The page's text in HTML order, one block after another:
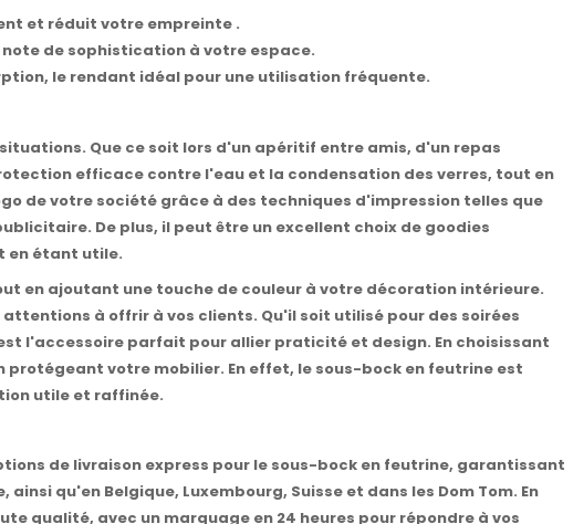
et réduit votre empreinte .
de sophistication à votre espace.
le rendant idéal pour une utilisation fréquente.
Que ce soit lors d'un apéritif entre amis, d'un repas
efficace contre l'eau et la condensation des verres, tout en
de votre société grâce à des techniques d'impression telles que
De plus, il peut être un excellent choix de goodies
en étant utile.
en ajoutant une touche de couleur à votre décoration intérieure.
à offrir à vos clients. Qu'il soit utilisé pour des soirées
l'accessoire parfait pour allier praticité et design. En choisissant
votre mobilier. En effet, le sous-bock en feutrine est
utile et raffinée.
de livraison express pour le sous-bock en feutrine, garantissant
qu'en Belgique, Luxembourg, Suisse et dans les Dom Tom. En
qualité, avec un marquage en 24 heures pour répondre à vos